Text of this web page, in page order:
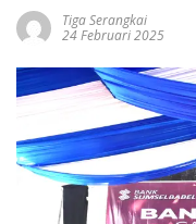
Tiga Serangkai
24 Februari 2025